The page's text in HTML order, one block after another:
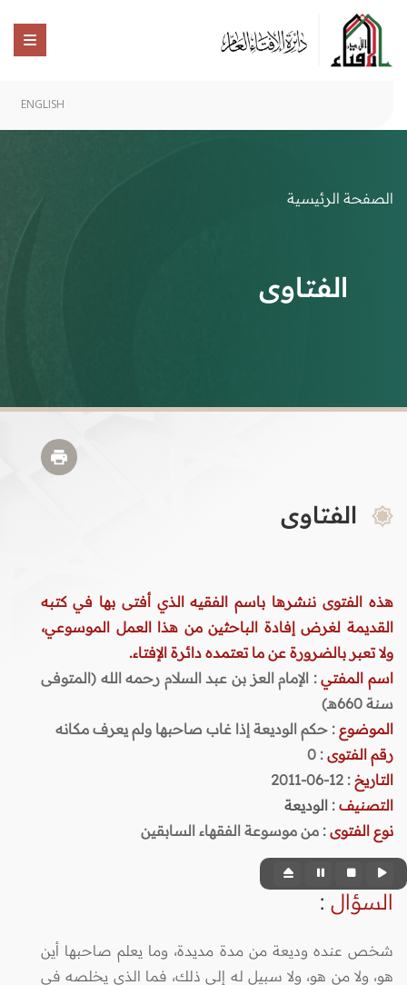
ENGLISH
الصفحة الرئيسية
الفتاوى
الفتاوى
هذه الفتوى ننشرها باسم الفقيه الذي أفتى بها في كتبه
القديمة لغرض إفادة الباحثين من هذا العمل الموسوعي،
ولا تعبر بالضرورة عن ما تعتمده دائرة الإفتاء.
اسم المفتي: الإمام العز بن عبد السلام رحمه الله (المتوفى
سنة 660هـ)
الموضوع : حكم الوديعة إذا غاب صاحبها ولم يعرف مكانه
رقم الفتوى :
0
التاريخ : 12-06-2011
التصنيف : الوديعة
نوع الفتوى : من موسوعة الفقهاء السابقين
السؤال :
شخص عنده وديعة من مدة مديدة، وما يعلم صاحبها أين
هو، ولا من هو، ولا سبيل له إلى ذلك، فما الذي يخلصه في